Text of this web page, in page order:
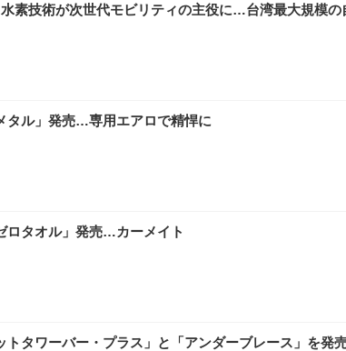
素技術が次世代モビリティの主役に…台湾最大規模の
タル」発売…専用エアロで精悍に
ロタオル」発売…カーメイト
タワーバー・プラス」と「アンダーブレース」を発